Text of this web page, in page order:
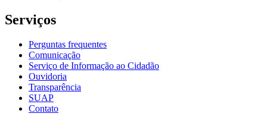
Serviços
Perguntas frequentes
Comunicação
Serviço de Informação ao Cidadão
Ouvidoria
Transparência
SUAP
Contato